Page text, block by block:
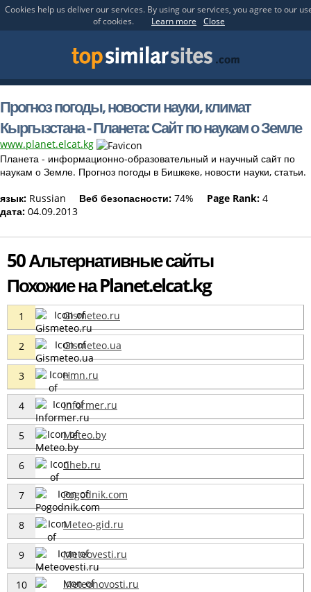
Cookies help us deliver our services. By using our services, you agree to our
of cookies.
Learn more Close
Прогноз погоды, новости науки, климат
Кыргызстана - Планета: Сайт по наукам о Земле
www.planet.elcat.kg
Планета - информационно-образовательный и научный сайт по
наукам о Земле. Прогноз погоды в Бишкеке, новости науки, статьи.
язык: Russian Веб безопасности: 74% Page Rank: 4
дата: 04.09.2013
50 Альтернативные сайты
Похожие на Planet.elcat.kg
1 Gismeteo.ru
2 Gismeteo.ua
3 Hmn.ru
4 Informer.ru
5 Meteo.by
6 Cheb.ru
7 Pogodnik.com
8 Meteo-gid.ru
9 Meteovesti.ru
10 Meteonovosti.ru